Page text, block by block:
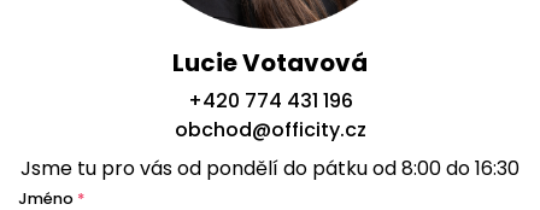
Lucie Votavová
+420 774 431 196
obchod@officity.cz
Jsme tu pro vás od pondělí do pátku od 8:00 do 16:30
Jméno *